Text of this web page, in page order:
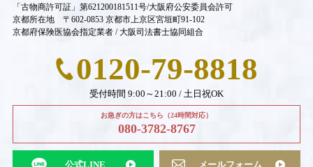
「古物商許可証」第621200181511号/大阪府公安委員会許可
京都所在地 〒602-0853 京都市上京区宮垣町91-102
京都府保険医協会指定業者 / 大阪司法書士協同組合
0120-79-8818
受付時間 9:00～21:00 / 土日祝OK
お急ぎの方はこちら（24時間対応）
080-3782-8767
公式LINE メールフォーム